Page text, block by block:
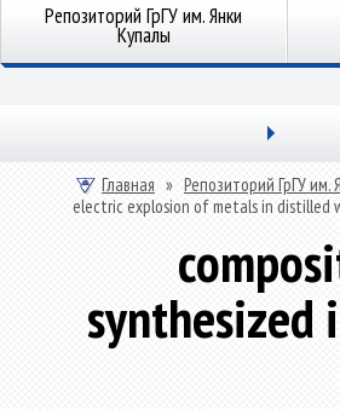
Репозиторий ГрГУ им. Янки
Купалы
Главная » Репозиторий ГрГУ им.
electric explosion of metals in distilled
synthesized